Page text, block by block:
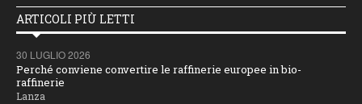
ARTICOLI PIÙ LETTI
30 LUGLIO 2026
Perché conviene convertire le raffinerie europee in bio-
raffinerie
Lanza